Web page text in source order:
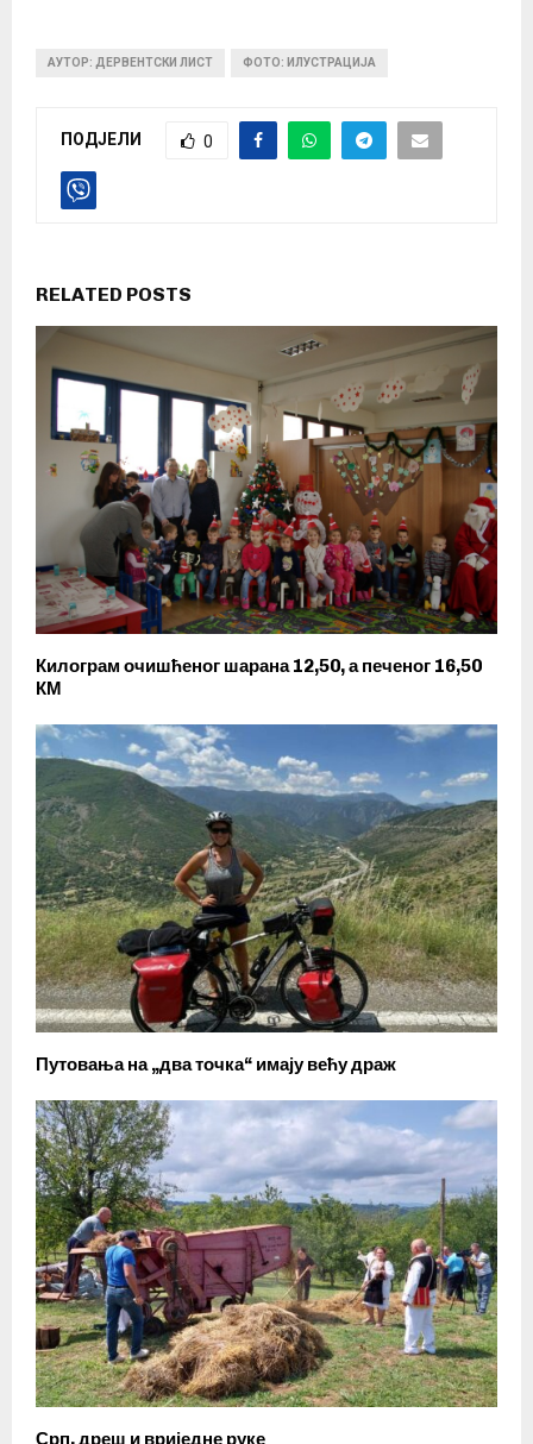
АУТОР: ДЕРВЕНТСКИ ЛИСТ ФОТО: ИЛУСТРАЦИЈА
ПОДЈЕЛИ 0
RELATED POSTS
Килограм очишћеног шарана 12,50, а печеног 16,50
КМ
Путовања на „два точка“ имају већу драж
Срп, дреш и вриједне руке